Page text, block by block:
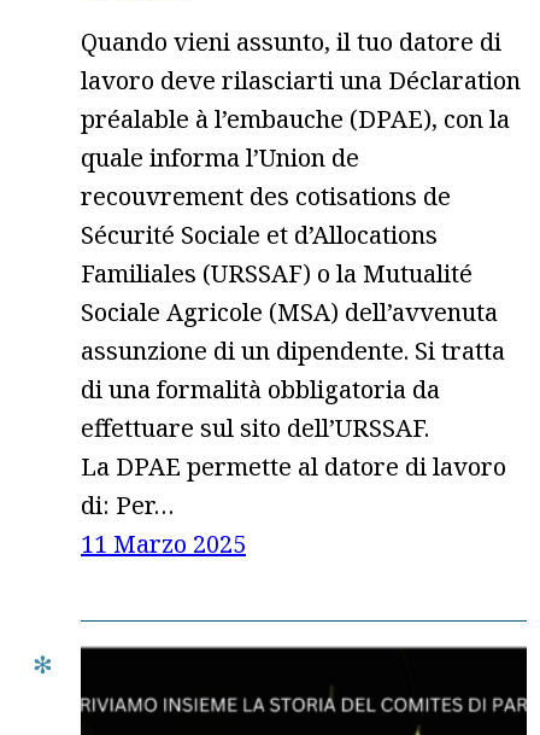
Quando vieni assunto, il tuo datore di
lavoro deve rilasciarti una Déclaration
préalable à l’embauche (DPAE), con la
quale informa l’Union de
recouvrement des cotisations de
Sécurité Sociale et d’Allocations
Familiales (URSSAF) o la Mutualité
Sociale Agricole (MSA) dell’avvenuta
assunzione di un dipendente. Si tratta
di una formalità obbligatoria da
effettuare sul sito dell’URSSAF.
La DPAE permette al datore di lavoro
di: Per…
11 Marzo 2025